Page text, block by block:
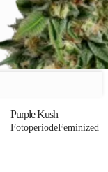
Purple Kush
FotoperiodeFeminized